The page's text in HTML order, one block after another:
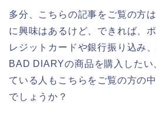
多分、こちらの記事をご覧の方
に興味はあるけど、できれば、
レジットカードや銀行振り込み
BAD DIARYの商品を購入したい
ている人もこちらをご覧の方の
でしょうか？